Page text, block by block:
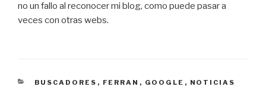
no un fallo al reconocer mi blog, como puede pasar a
veces con otras webs.
CATEGORÍAS
BUSCADORES , FERRAN , GOOGLE , NOTICIAS